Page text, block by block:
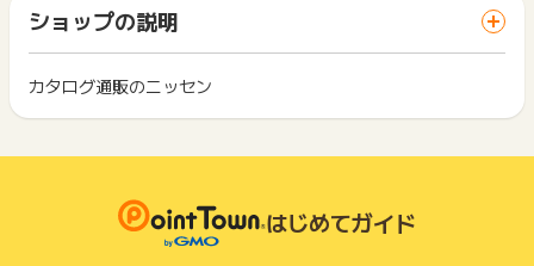
※オンライン購入後、コールセンターまたは問い合わせフォーム
にて問い合わせをし、購入内容（購入商品・購入方法・送付方
法等）を変更した場合は対象外です。
※ニッセンポイントでのお支払い分、クーポン利用時の割引分
場合はポイント獲得対象外です。
ス・お買い物利用時で、デバイス・ブラウザが異なる場合はポ
イント獲得ができません。
2回以上同じお買い物・サービスをご利用される場合は、毎回
ポイントタウンに戻り、「 ショッピングでポイントGET 」ボ
得無効」となる可能性があります。
・同一端末や同一世帯で、繰り返し利用不可のサービス・お買
い物を複数回ご利用された場合
一部のサービスにつきましては、1商品につき10円単位の金額
は切り捨てとなります。
ポイント獲得が1ポイント未満のものは切り捨てとなり、ポイ
ント履歴には記載されません。
原則として広告主側のポイント等を利用して支払われた金額分
につきましては、ポイントタウンのポイント獲得の対象には含
商品の交換や一部でもキャンセルされた場合、ポイントが無効
になる可能性もございます。
各サービス・お買い物の獲得ポイントや獲得条件、キャンペー
ショップの説明
カタログ通販のニッセン
はじめてガイド